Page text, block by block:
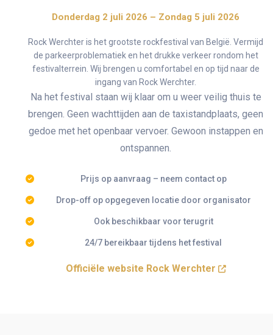
Donderdag 2 juli 2026 – Zondag 5 juli 2026
Rock Werchter is het grootste rockfestival van België. Vermijd
de parkeerproblematiek en het drukke verkeer rondom het
festivalterrein. Wij brengen u comfortabel en op tijd naar de
ingang van Rock Werchter.
Na het festival staan wij klaar om u weer veilig thuis te
brengen. Geen wachttijden aan de taxistandplaats, geen
gedoe met het openbaar vervoer. Gewoon instappen en
ontspannen.
Prijs op aanvraag – neem contact op
Drop-off op opgegeven locatie door organisator
Ook beschikbaar voor terugrit
24/7 bereikbaar tijdens het festival
Officiële website Rock Werchter